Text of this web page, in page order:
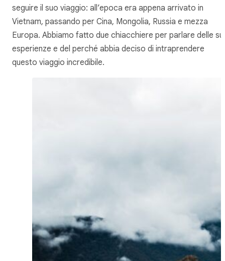
seguire il suo viaggio: all’epoca era appena arrivato in
Vietnam, passando per Cina, Mongolia, Russia e mezza
Europa. Abbiamo fatto due chiacchiere per parlare delle
esperienze e del perché abbia deciso di intraprendere
questo viaggio incredibile.